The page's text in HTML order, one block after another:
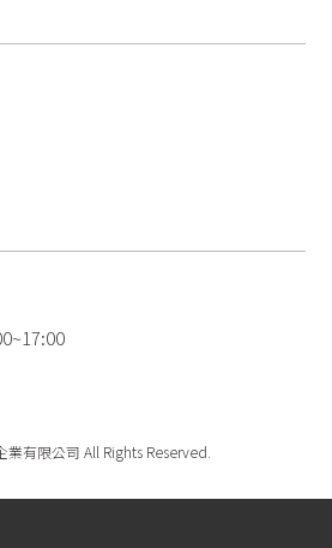
有限公司 All Rights Reserved.